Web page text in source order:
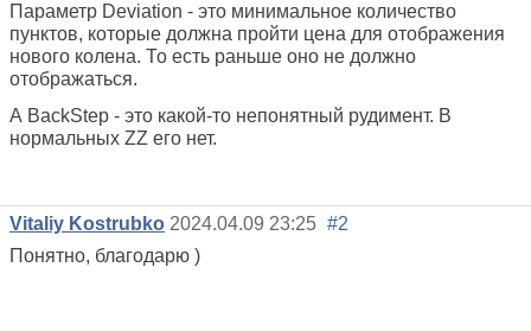
Параметр Deviation - это минимальное количество
пунктов, которые должна пройти цена для отображения
нового колена. То есть раньше оно не должно
отображаться.
А BackStep - это какой-то непонятный рудимент. В
нормальных ZZ его нет.
Vitaliy Kostrubko 2024.04.09 23:25 #2
Понятно, благодарю )